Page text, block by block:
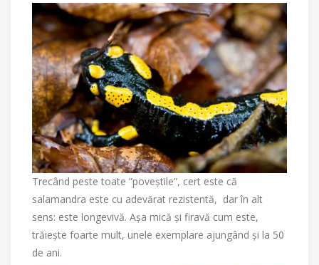
Trecând peste toate ”poveștile”, cert este că
salamandra este cu adevărat rezistentă, dar în alt
sens: este longevivă. Așa mică și firavă cum este,
trăiește foarte mult, unele exemplare ajungând și la 50
de ani.